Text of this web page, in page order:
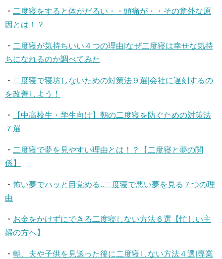
・ 二度寝をすると体がだるい・・頭痛が・・その意外な原
因とは！？
・ 二度寝が気持ちいい４つの理由|なぜ二度寝は幸せな気持
ちになれるのか調べてみた
・ 二度寝で寝坊しないための対策法９選|会社に遅刻するの
を改善しよう！
・
【中高校生・学生向け】朝の二度寝を防ぐための対策法
７選
・ 二度寝で夢を見やすい理由とは！？【二度寝と夢の関
係】
・怖い夢でハッと目覚める..二度寝で悪い夢を見る７つの理
由
・ お金をかけずにできる二度寝しない方法６選【忙しい主
婦の方へ】
・ 朝、夫や子供を見送った後に二度寝しない方法４選|専業